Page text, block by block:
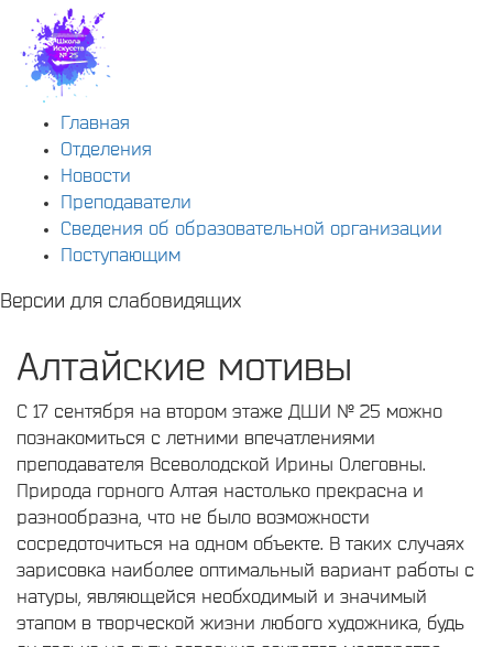
Главная
Отделения
Новости
Преподаватели
Сведения об образовательной организации
Поступающим
Версии для слабовидящих
Алтайские мотивы
С 17 сентября на втором этаже ДШИ № 25 можно
познакомиться с летними впечатлениями
преподавателя Всеволодской Ирины Олеговны.
Природа горного Алтая настолько прекрасна и
разнообразна, что не было возможности
сосредоточиться на одном объекте. В таких случаях
зарисовка наиболее оптимальный вариант работы с
натуры, являющейся необходимый и значимый
этапом в творческой жизни любого художника, будь